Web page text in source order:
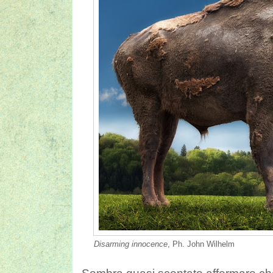
Disarming innocence , Ph. John Wilhelm